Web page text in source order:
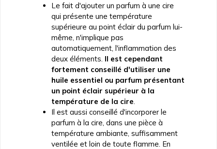
Le fait d'ajouter un parfum à une cire
qui présente une température
supérieure au point éclair du parfum lui-
même, n'implique pas
automatiquement, l'inflammation des
deux éléments. Il est cependant
fortement conseillé d'utiliser une
huile essentiel ou parfum présentant
un point éclair supérieur à la
température de la cire
Il est aussi conseillé d'incorporer le
parfum à la cire, dans une pièce à
température ambiante, suffisamment
ventilée et loin de toute flamme. En